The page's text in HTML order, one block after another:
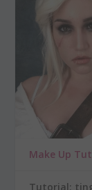
Make Up
Tutorial: